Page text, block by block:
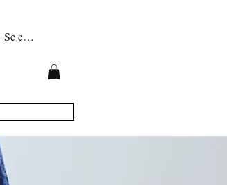
Se connecter